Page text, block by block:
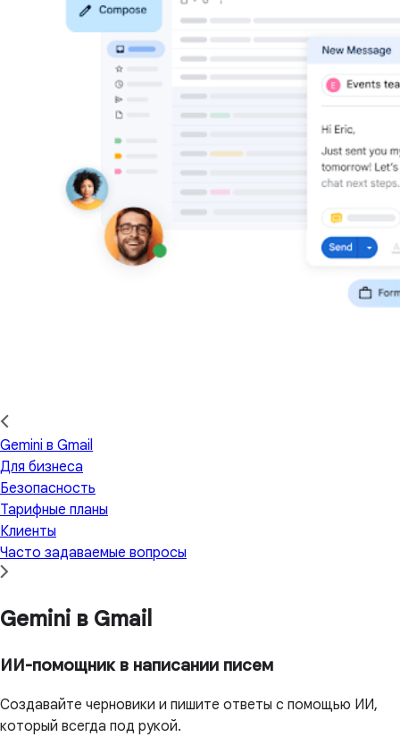
Gemini в Gmail
Для бизнеса
Безопасность
Тарифные планы
Клиенты
Часто задаваемые вопросы
Gemini в Gmail
ИИ-помощник в написании писем
Создавайте черновики и пишите ответы с помощью ИИ,
который всегда под рукой.